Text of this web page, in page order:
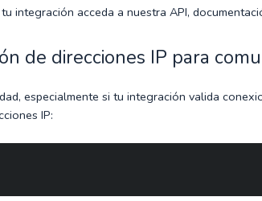
integración acceda a nuestra API,
de direcciones IP para
especialmente si tu integración valida
IP: